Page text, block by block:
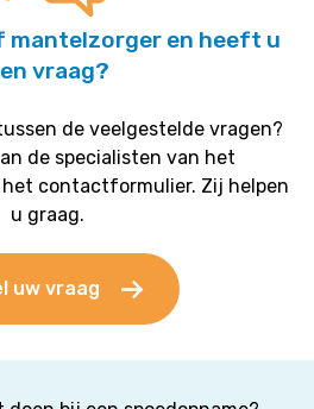
mantelzorger en heeft u
vraag?
de veelgestelde vragen?
de specialisten van het
contactformulier. Zij helpen
u graag.
uw vraag